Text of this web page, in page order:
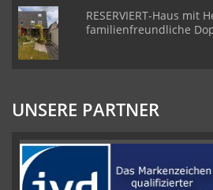
RESERVIERT-Haus mit
familienfreundliche
UNSERE PARTNER